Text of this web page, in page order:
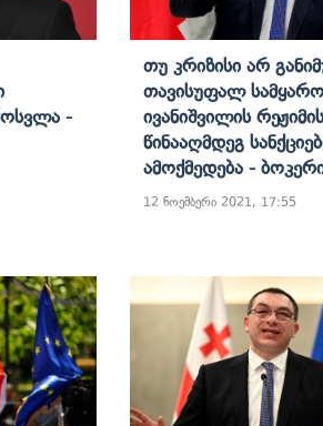
-
Თუ Კრიზისი Არ
Თავისუფალ
Ივანიშვილის Რეჟიმის
Წინააღმდეგ
Ამოქმედება -
12 ნოემბერი 2021, 17:55